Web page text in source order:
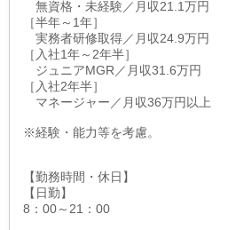
無資格・未経験／月収21.1万円
［半年～1年］
実務者研修取得／月収24.9万円
［入社1年～2年半］
ジュニアMGR／月収31.6万円
［入社2年半］
マネージャー／月収36万円以上
※経験・能力等を考慮。
【勤務時間・休日】
【日勤】
8：00～21：00